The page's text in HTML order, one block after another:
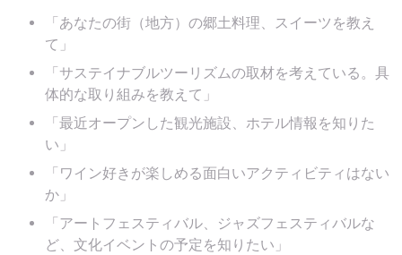
「あなたの街（地方）の郷土料理、スイーツを教え
て」
「サステイナブルツーリズムの取材を考えている。具
体的な取り組みを教えて」
「最近オープンした観光施設、ホテル情報を知りた
い」
「ワイン好きが楽しめる面白いアクティビティはない
か」
「アートフェスティバル、ジャズフェスティバルな
ど、文化イベントの予定を知りたい」